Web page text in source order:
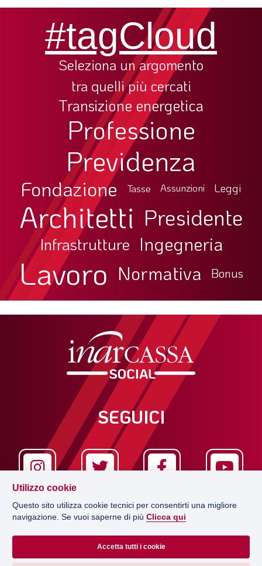
#tagCloud
Seleziona un argomento
tra quelli più cercati
Transizione energetica
Professione
Previdenza
Fondazione Tasse Assunzioni Leggi
Architetti Presidente
Infrastrutture Ingegneria
Lavoro Normativa Bonus
SEGUICI
Via Salaria 229, 00199 Roma
EDITRICE
CONCESSIONARIO PUBBLICITÀ
Utilizzo cookie
Questo sito utilizza cookie tecnici per consentirti una migliore
navigazione. Se vuoi saperne di più Clicca qui
Accetta tutti i cookie